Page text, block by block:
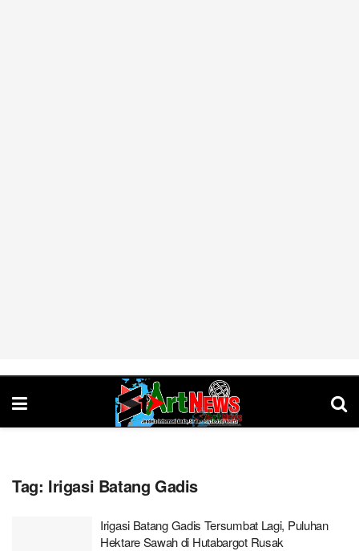
Tag: Irigasi Batang Gadis
Irigasi Batang Gadis Tersumbat Lagi, Puluhan
Hektare Sawah di Hutabargot Rusak